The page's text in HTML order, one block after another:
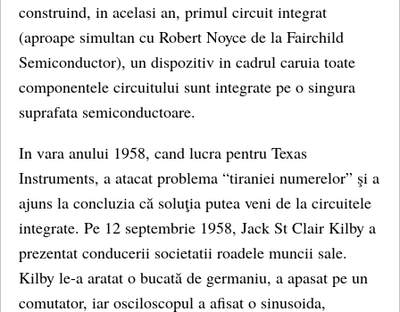
construind, in acelasi an, primul circuit integrat
(aproape simultan cu Robert Noyce de la Fairchild
Semiconductor), un dispozitiv in cadrul caruia toate
componentele circuitului sunt integrate pe o singura
suprafata semiconductoare.
In vara anului 1958, cand lucra pentru Texas
Instruments, a atacat problema “tiraniei numerelor” şi a
ajuns la concluzia că soluţia putea veni de la circuitele
integrate. Pe 12 septembrie 1958, Jack St Clair Kilby a
prezentat conducerii societatii roadele muncii sale.
Kilby le-a aratat o bucată de germaniu, a apasat pe un
comutator, iar osciloscopul a afisat o sinusoida,